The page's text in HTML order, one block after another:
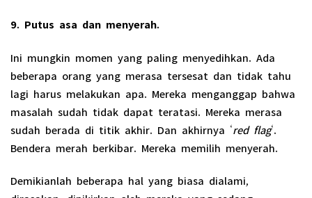
9. Putus asa dan menyerah.
Ini mungkin momen yang paling menyedihkan. Ada
beberapa orang yang merasa tersesat dan tidak tahu
lagi harus melakukan apa. Mereka menganggap bahwa
masalah sudah tidak dapat teratasi. Mereka merasa
sudah berada di titik akhir. Dan akhirnya ‘red flag‘.
Bendera merah berkibar. Mereka memilih menyerah.
Demikianlah beberapa hal yang biasa dialami,